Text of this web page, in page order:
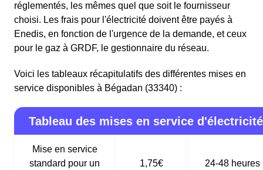
réglementés, les mêmes quel que soit le fournisseur
choisi. Les frais pour l'électricité doivent être payés à
Enedis, en fonction de l'urgence de la demande, et ceux
pour le gaz à GRDF, le gestionnaire du réseau.
Voici les tableaux récapitulatifs des différentes mises en
service disponibles à Bégadan (33340) :
Tableau des mises en service d'électricité
Mise en service
standard pour un
1,75€ 24-48 heures